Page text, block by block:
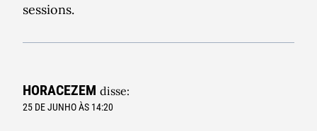
sessions.
HORACEZEM disse:
25 DE JUNHO ÀS 14:20